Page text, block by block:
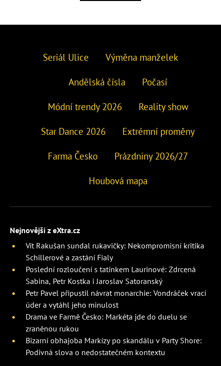
Seriál Ulice Výměna manželek
Andělská čísla Počasí
Módní trendy 2026 Reality show
Star Dance 2026 Extrémní proměny
Farma Česko Prázdniny 2026/27
Houbová mapa
Nejnovější z eXtra.cz
Vít Rakušan sundal rukavičky: Nekompromisní kritika
Schillerové a zastání Fialy
Poslední rozloučení s tatínkem Laurinové: Zdrcená
Sabina, Petr Kostka i Jaroslav Satoranský
Petr Pavel připustil návrat monarchie: Vondráček vrací
úder a vytáhl jeho minulost
Drama ve Farmě Česko: Markéta jde do duelu se
zraněnou rukou
Bizarní obhajoba Markízy po skandálu v Party Shore:
Podivná slova o nedostatečném kontextu